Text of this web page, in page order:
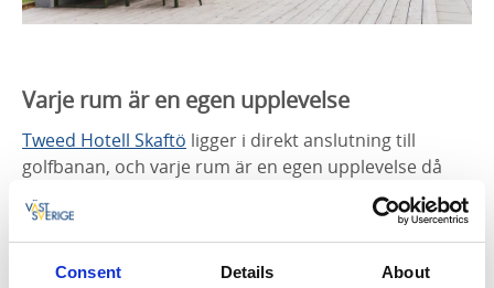
Consent Details About
Varje rum är en egen upplevelse
Tweed Hotell Skaftö ligger i direkt anslutning till
golfbanan, och varje rum är en egen upplevelse då
inget rum är sig likt. I juni 2022 stod ytterligare 16
dubbelrum klara och även där är det en egen
upplevelse i varje rum. Skaftö GK beskriver sin 18-
hålsbana som en lätt kuperad och naturskön bana av